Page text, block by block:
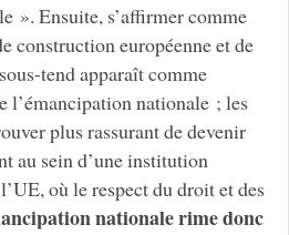
». Ensuite, s’affirmer comme
construction européenne et de
tend apparaît comme
l’émancipation nationale ; les
plus rassurant de devenir
au sein d’une institution
où le respect du droit et des
nationale rime donc